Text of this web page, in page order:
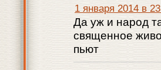
1 января 2014 в
Да уж и народ
священное
пьют